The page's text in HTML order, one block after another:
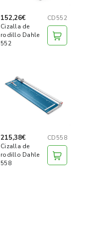
152,26€
CD552
Cizalla de
rodillo Dahle
552
215,38€
CD558
Cizalla de
rodillo Dahle
558